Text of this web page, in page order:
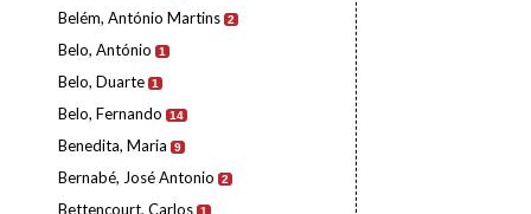
Belém, António Martins 2
Belo, António 1
Belo, Duarte 1
Belo, Fernando 14
Benedita, Maria 9
Bernabé, José Antonio 2
Bettencourt, Carlos 1